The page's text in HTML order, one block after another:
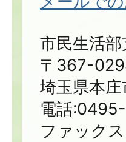
市民生活
〒367-
埼玉県本
電話
ファック